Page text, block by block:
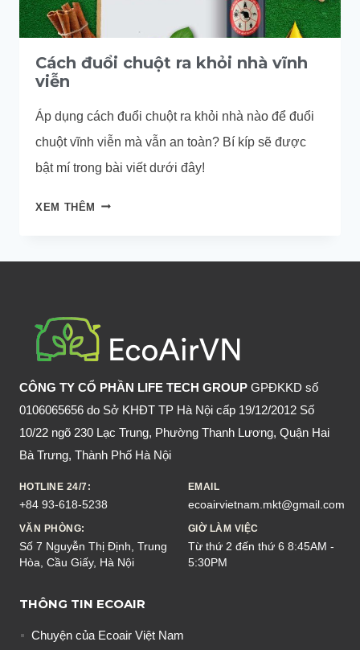
Cách đuổi chuột ra khỏi nhà vĩnh
viễn
Áp dụng cách đuổi chuột ra khỏi nhà nào để đuổi
chuột vĩnh viễn mà vẫn an toàn? Bí kíp sẽ được
bật mí trong bài viết dưới đây!
XEM THÊM CÁCH
RA
VĨNH
VIỄN
CÔNG TY CỔ PHẦN LIFE TECH GROUP GPĐKKD số
0106065656 do Sở KHĐT TP Hà Nội cấp 19/12/2012 Số
10/22 ngõ 230 Lạc Trung, Phường Thanh Lương, Quận Hai
Bà Trưng, Thành Phố Hà Nội
HOTLINE 24/7:
+84 93-618-5238
EMAIL
ecoairvietnam.mkt@gmail.com
VĂN PHÒNG:
Số 7 Nguyễn Thị Định, Trung
Hòa, Cầu Giấy, Hà Nội
GIỜ LÀM VIỆC
Từ thứ 2 đến thứ 6 8:45AM -
5:30PM
THÔNG TIN ECOAIR
Chuyện của Ecoair Việt Nam